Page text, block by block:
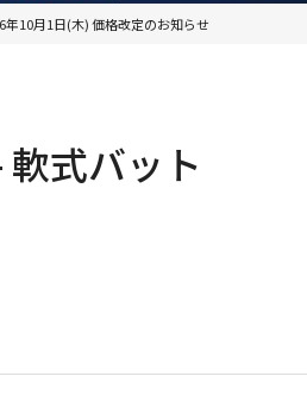
年10月1日(木) 価格改定のお知らせ
軟式バット